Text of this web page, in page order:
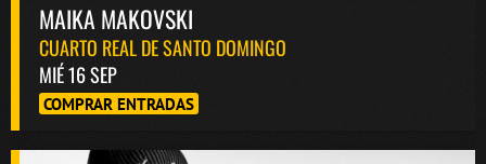
MAIKA MAKOVSKI
CUARTO REAL DE SANTO DOMINGO
MIÉ 16 SEP
COMPRAR ENTRADAS